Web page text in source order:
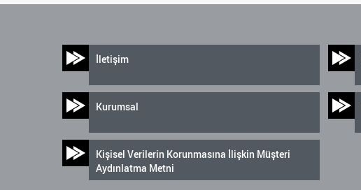
İletişim
Kurumsal
Kişisel Verilerin Korunmasına İlişkin Müşteri
Aydınlatma Metni